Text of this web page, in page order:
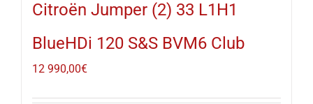
Citroën Jumper (2) 33 L1H1
BlueHDi 120 S&S BVM6 Club
12 990,00€